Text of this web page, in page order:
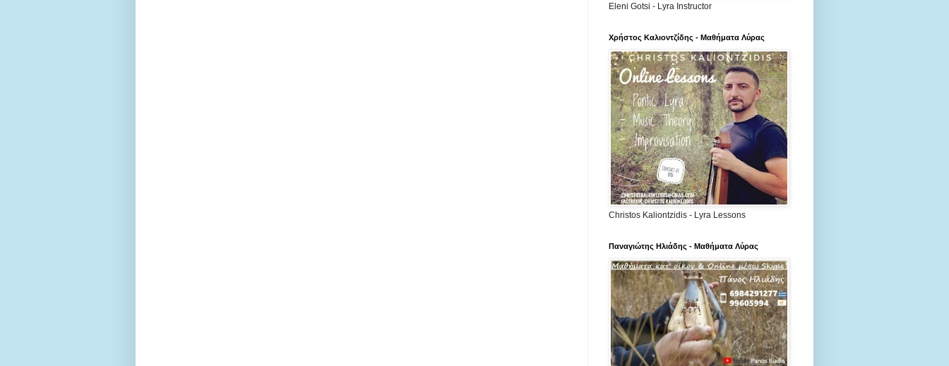
Eleni Gotsi - Lyra Instructor
Χρήστος Καλιοντζίδης - Μαθήματα Λύρας
Christos Kaliontzidis - Lyra Lessons
Παναγιώτης Ηλιάδης - Μαθήματα Λύρας